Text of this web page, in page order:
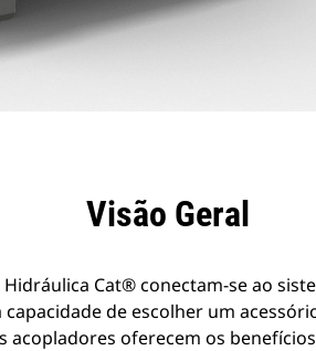
Visão Geral
Hidráulica Cat® conectam-se ao
de escolher um
acopladores oferecem os